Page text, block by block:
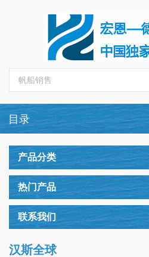
产品分类
热门产品
联系我们
汉斯全球